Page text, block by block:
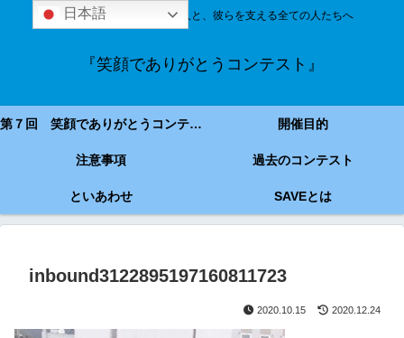
技能実習＆特定技能の外国人と、彼らを支える全ての人たちへ
『笑顔でありがとうコンテスト』
第７回 笑顔でありがとうコンテスト 開催目的
注意事項 過去のコンテスト
といあわせ SAVEとは
inbound3122895197160811723
2020.10.15 2020.12.24
日本語